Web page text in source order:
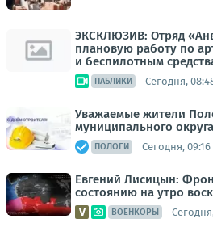
ЭКСКЛЮЗИВ: Отряд
плановую работу по
и беспилотным
ПАБЛИКИ Сегодня,
Уважаемые жители
муниципального
ПОЛОГИ Сегодня, 09:16
Евгений Лисицын:
состоянию на утро
ВОЕНКОРЫ